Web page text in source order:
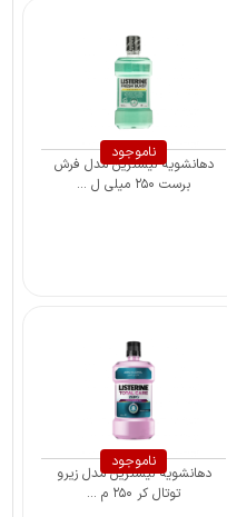
ناموجود
دهانشویه لیسترین مدل فرش
برست ۲۵۰ میلی ل ...
ناموجود
دهانشویه لیسترین مدل زیرو
توتال کر ۲۵۰ م ...